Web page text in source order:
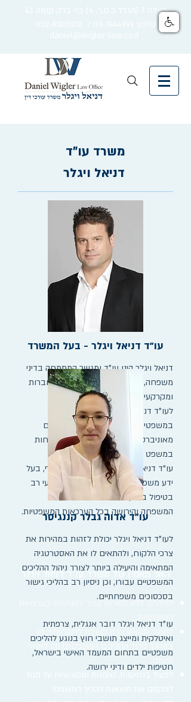
מצדה 7 (מגדל ב.ס.ר. 4) בני ברק קומה 41
משרד עו"ד
עו"ד דניאל ויגלר - בעל המשרד
דניאל ויגלר הינו עו"ד ומגשר המתמחה בדיני
משפחה, דיני ירושה, דיני חוזים, דיני חברות
ומקרקעין.
במשפטים ותואר שני L.L.M במשפטים
מאוניברסיטת תל אביב במסלול התמחות
במשפט אזרחי.
עו"ד דניאל ויגלר הוא עו"ד מיומן וחריף, בעל
ידע משפטי מקצועי רחב וניסיון מקצועי רב
בטיפול בתיקים מורכבים בתחום דיני
המשפחה והירושה בכל הערכאות המשפטיות.
לעו"ד דניאל ויגלר יכולת לזהות במהירות את
צרכי הלקוח, ולהתאים לו את האסטרטגיה
המתאימה והיעילה ביותר לצורך ניהול ההליכים
המשפטיים עבורו, וכן ניסיון רב בהליכי גישור
בסכסוכים משפחתיים.
עו"ד דניאל ויגלר דובר אנגלית, צרפתית
ואיטלקית ומייצג תושבי חוץ בנוגע להליכים
משפטיים בתחום המעמד האישי בישראל,
חטיפות ילדים ודיני ירושה.
עו"ד אדוה גבלר קננגיסר
האני מאמין של משרד עו"ד דניאל ויגלר
להילחם ללא פשרות עבור לקוחותיו בערכאות
לתמוך ולהציע אוזן קשבת ללקוחותיו, הן
במהלך ניהול ההליכים המשפטיים והן לאחר